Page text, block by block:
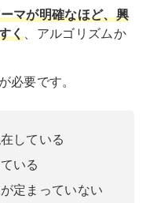
マが明確なほど、興
く 、アルゴリズムか
必要です。
している
いる
定まっていない